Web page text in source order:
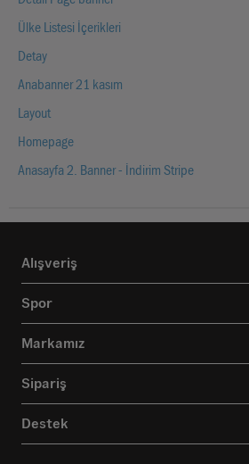
Ülke Listesi İçerikleri
Detay
Anabanner 21 kasım
Layout
Homepage
Anasayfa 2. Banner - İndirim Stripe
Alışveriş
Spor
Markamız
Sipariş
Destek